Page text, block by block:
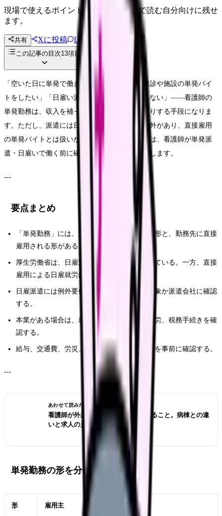
現場で使えるポイントを、同僚やあとで読む自分向けに残せ
ます。
共有 Xに投稿 LINE
投稿文コピー
この記事の目次13項目
「空いた日に単発で働きたい」「副業として健診や施設の単発バイ
トをしたい」「日雇い派遣は違法なのか分からない」——看護師の
単発勤務は、収入を補ったり、働き方を試したりする手段になりま
す。ただし、派遣には日雇派遣の原則禁止と例外があり、直接雇用
の単発バイトとは扱いが違います。この記事では、看護師が単発派
遣・日雇いで働く前に確認したいルールを整理します。
---
要点まとめ
「単発勤務」には、派遣会社から派遣される形と、勤務先に直接
雇用される形がある。
厚生労働省は、日雇派遣は原則禁止と説明している。一方、直接
雇用による日雇就労は禁止されていない。
日雇派遣には例外要件があるため、自分が対象か派遣会社に確認
する。
本業がある場合は、就業規則、副業許可、疲労、税務手続きを確
認する。
給与、交通費、労災、業務範囲、緊急時対応を事前に確認する。
---
あわせて読みたい
看護師が外来へ転職する前に確認すること。病棟との違
いと求人の見方
単発勤務の形を分ける
形 雇用主